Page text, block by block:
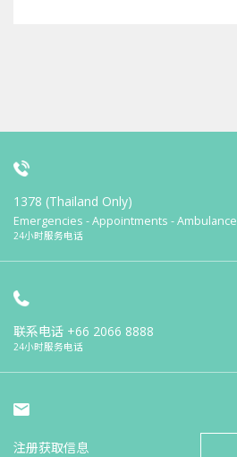
1378 (Thailand Only)
Emergencies - Appointments - Ambulance
24小时服务电话
联系电话 +66 2066 8888
24小时服务电话
注册获取信息